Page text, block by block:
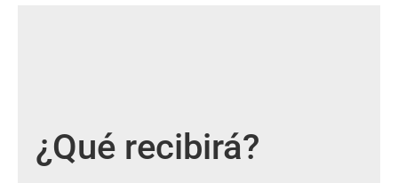
¿Qué recibirá?